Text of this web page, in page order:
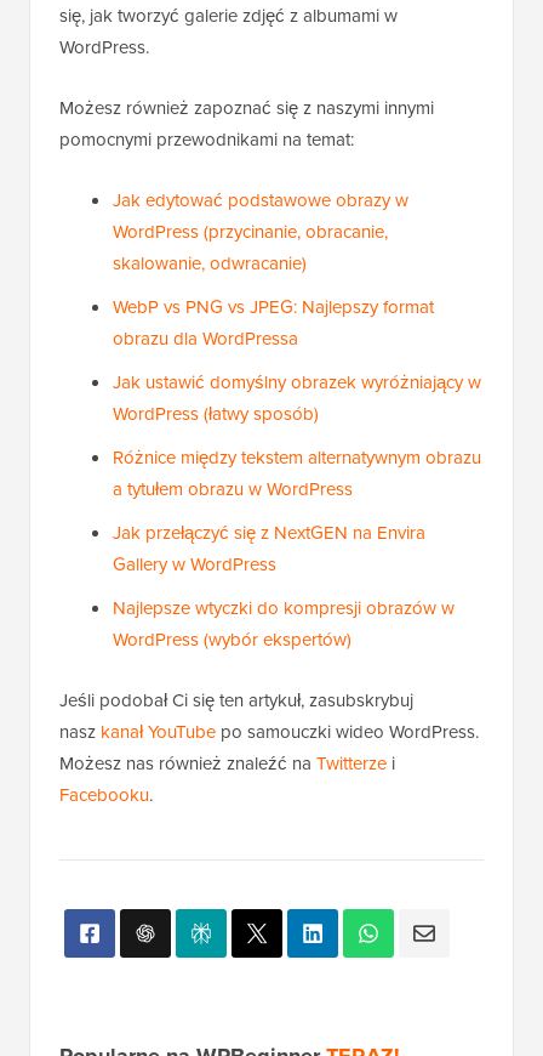
się, jak tworzyć galerie zdjęć z albumami w
WordPress.
Możesz również zapoznać się z naszymi innymi
pomocnymi przewodnikami na temat:
Jak edytować podstawowe obrazy w
WordPress (przycinanie, obracanie,
skalowanie, odwracanie)
WebP vs PNG vs JPEG: Najlepszy format
obrazu dla WordPressa
Jak ustawić domyślny obrazek wyróżniający w
WordPress (łatwy sposób)
Różnice między tekstem alternatywnym obrazu
a tytułem obrazu w WordPress
Jak przełączyć się z NextGEN na Envira
Gallery w WordPress
Najlepsze wtyczki do kompresji obrazów w
WordPress (wybór ekspertów)
Jeśli podobał Ci się ten artykuł, zasubskrybuj
nasz kanał YouTube po samouczki wideo WordPress.
Możesz nas również znaleźć na Twitterze i
Facebooku.